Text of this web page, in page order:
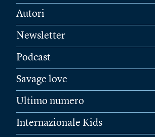
Autori
Newsletter
Podcast
Savage love
Ultimo numero
Internazionale Kids